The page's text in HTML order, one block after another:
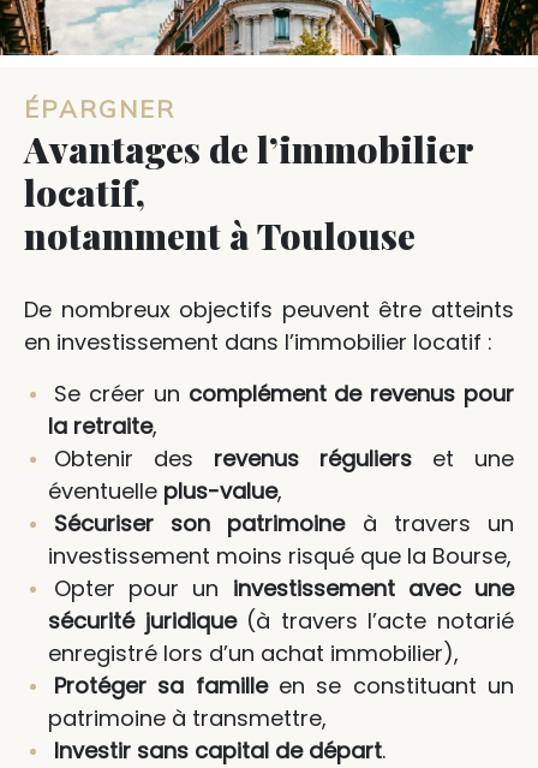
ÉPARGNER
Avantages de l’immobilier
locatif,
notamment à Toulouse
De nombreux objectifs peuvent être atteints
en investissement dans l’immobilier locatif :
Se créer un complément de revenus pour
la retraite,
Obtenir des revenus réguliers et une
éventuelle plus-value,
Sécuriser son patrimoineà travers un
investissement moins risqué que la Bourse,
Opter pour un investissement avec une
sécurité juridique(à travers l’acte notarié
enregistré lors d’un achat immobilier),
Protéger sa familleen se constituant un
patrimoine à transmettre,
Investir sans capital de départ.